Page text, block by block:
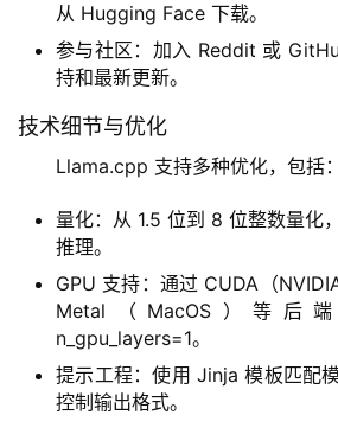
龙
绘
绘
A
从 Hugging Face 下载。
参与社区：加入 Reddit 或
持和最新更新。
技术细节与优化
Llama.cpp 支持多种优化，包括：
量化：从 1.5 位到 8 位整数量化
推理。
GPU 支持：通过 CUDA（
Metal（MacOS）等后
n_gpu_layers=1。
提示工程：使用 Jinja 模板匹配
控制输出格式。